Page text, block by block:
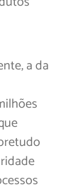
a da